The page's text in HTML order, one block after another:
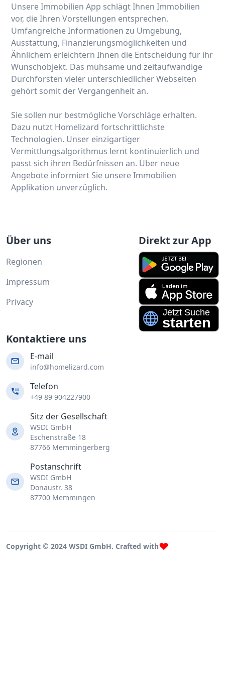
Unsere Immobilien App schlägt Ihnen Immobilien
vor, die Ihren Vorstellungen entsprechen.
Umfangreiche Informationen zu Umgebung,
Ausstattung, Finanzierungsmöglichkeiten und
Ähnlichem erleichtern Ihnen die Entscheidung für ihr
Wunschobjekt. Das mühsame und zeitaufwändige
Durchforsten vieler unterschiedlicher Webseiten
gehört somit der Vergangenheit an.
Sie sollen nur bestmögliche Vorschläge erhalten.
Dazu nutzt Homelizard fortschrittlichste
Technologien. Unser einzigartiger
Vermittlungsalgorithmus lernt kontinuierlich und
passt sich ihren Bedürfnissen an. Über neue
Angebote informiert Sie unsere Immobilien
Applikation unverzüglich.
Über uns
Regionen
Impressum
Privacy
Direkt zur App
Kontaktiere uns
E-mail
info@homelizard.com
Telefon
+49 89 904227900
Sitz der Gesellschaft
WSDI GmbH
Eschenstraße 18
87766 Memmingerberg
Postanschrift
WSDI GmbH
Donaustr. 38
87700 Memmingen
Copyright © 2024 WSDI GmbH. Crafted with